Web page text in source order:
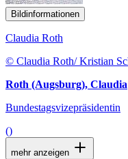
Bildinformationen
Claudia Roth
© Claudia Roth/ Kristian
Roth (Augsburg), Claudia
Bundestagsvizepräsidentin
()
mehr anzeigen